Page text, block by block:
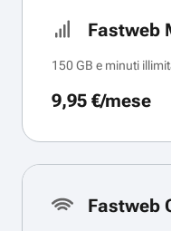
Fastweb
150 GB e minuti
9,95 €/mese
Fastweb